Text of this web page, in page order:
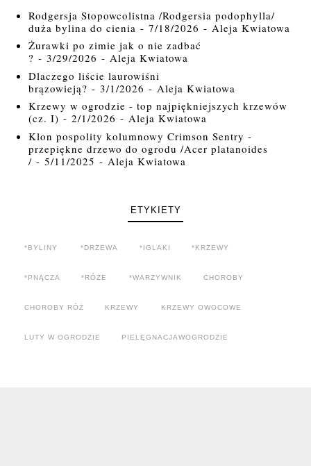
Rodgersja Stopowcolistna /Rodgersia podophylla/
duża bylina do cienia - 7/18/2026 - Aleja Kwiatowa
Żurawki po zimie jak o nie zadbać
? - 3/29/2026 - Aleja Kwiatowa
Dlaczego liście laurowiśni
brązowieją? - 3/1/2026 - Aleja Kwiatowa
Krzewy w ogrodzie - top najpiękniejszych krzewów
(cz. I) - 2/1/2026 - Aleja Kwiatowa
Klon pospolity kolumnowy Crimson Sentry -
przepiękne drzewo do ogrodu /Acer platanoides
/ - 5/11/2025 - Aleja Kwiatowa
ETYKIETY
*BYLINY *DRZEWA *IGLAKI *KRZEWY
*PNĄCZA *RÓŻE *WARZYWNIK CHOROBY
CHOROBY RÓŻ KRZEWY KRZEWY OWOCOWE
LUTY W OGRODZIE PIELĘGNACJAWOGRODZIE